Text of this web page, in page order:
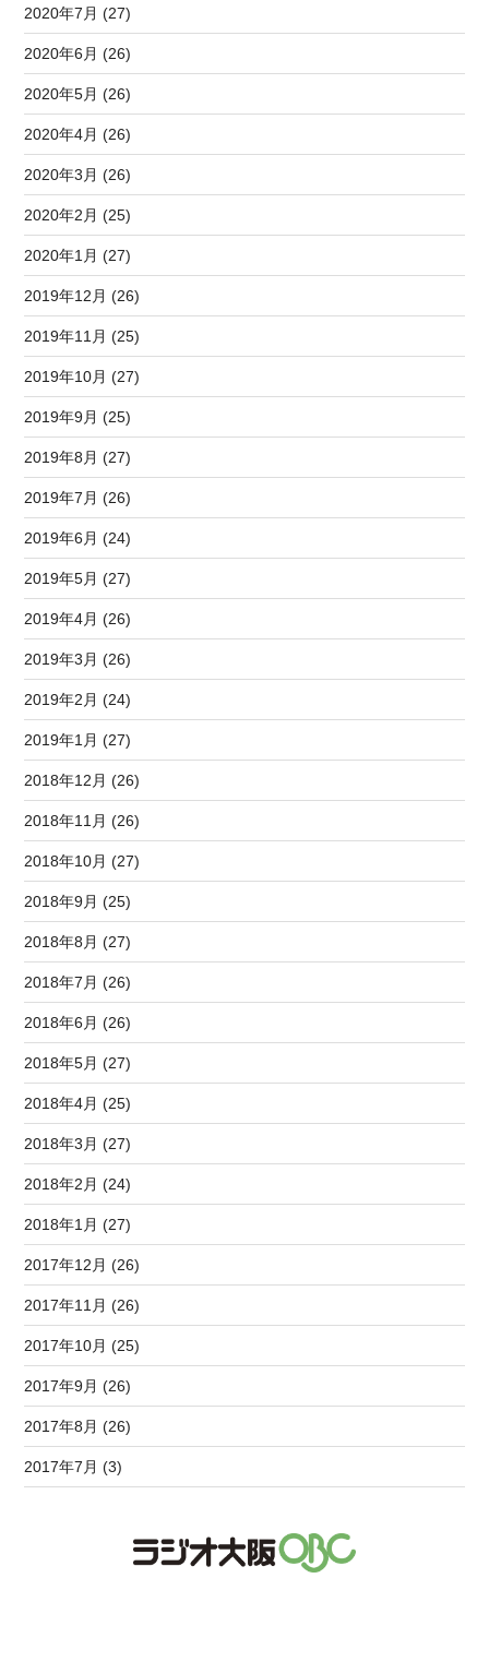
2020年7月 (27)
2020年6月 (26)
2020年5月 (26)
2020年4月 (26)
2020年3月 (26)
2020年2月 (25)
2020年1月 (27)
2019年12月 (26)
2019年11月 (25)
2019年10月 (27)
2019年9月 (25)
2019年8月 (27)
2019年7月 (26)
2019年6月 (24)
2019年5月 (27)
2019年4月 (26)
2019年3月 (26)
2019年2月 (24)
2019年1月 (27)
2018年12月 (26)
2018年11月 (26)
2018年10月 (27)
2018年9月 (25)
2018年8月 (27)
2018年7月 (26)
2018年6月 (26)
2018年5月 (27)
2018年4月 (25)
2018年3月 (27)
2018年2月 (24)
2018年1月 (27)
2017年12月 (26)
2017年11月 (26)
2017年10月 (25)
2017年9月 (26)
2017年8月 (26)
2017年7月 (3)